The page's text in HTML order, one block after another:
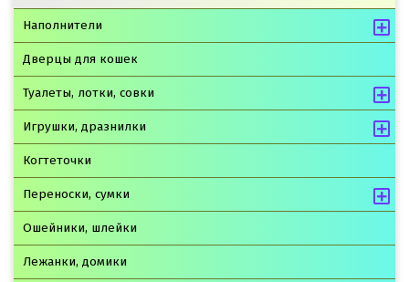
Наполнители
Дверцы для кошек
Туалеты, лотки, совки
Игрушки, дразнилки
Когтеточки
Переноски, сумки
Ошейники, шлейки
Лежанки, домики